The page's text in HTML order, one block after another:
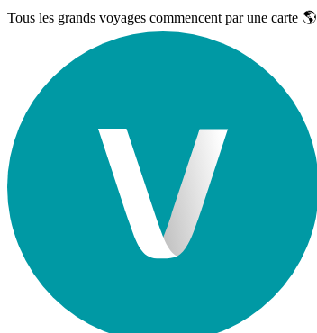
Tous les grands voyages commencent par une carte 🌎